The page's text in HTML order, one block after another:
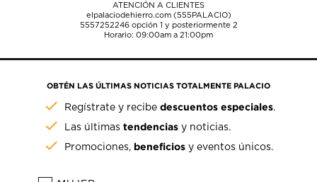
ATENCIÓN A CLIENTES
elpalaciodehierro.com (555PALACIO)
5557252246opción 1 y posteriormente 2
Horario: 09:00am a 21:00pm
OBTÉN LAS ÚLTIMAS NOTICIAS TOTALMENTE PALACIO
Regístrate y recibedescuentos especiales.
Las últimastendencias y noticias.
Promociones, beneficios y eventos únicos.